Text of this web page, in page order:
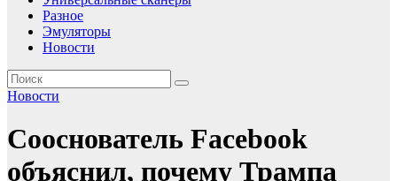
Разное
Эмуляторы
Новости
Новости
Сооснователь Facebook
объяснил, почему Трампа